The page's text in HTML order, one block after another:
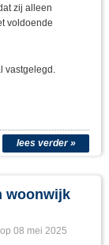
zij alleen
voldoende
vastgelegd.
lees verder »
woonwijk
08 mei 2025